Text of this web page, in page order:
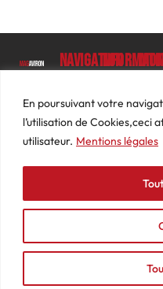
En poursuivant votre
l’utilisation de Cookies,ceci
utilisateur. Mentions légales
Luc
Barbier
69640
74
87
Navigation
Le
Magazine
Photos
Actualités
Podcasts
de ventes
légales